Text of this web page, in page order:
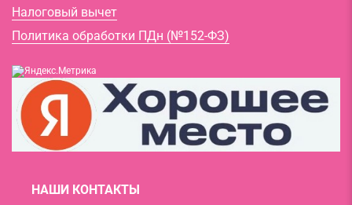
Налоговый вычет
Политика обработки ПДн (№152-ФЗ)
НАШИ КОНТАКТЫ